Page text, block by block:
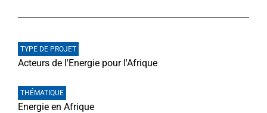
TYPE DE PROJET
Acteurs de l'Energie pour l'Afrique
THÉMATIQUE
Energie en Afrique